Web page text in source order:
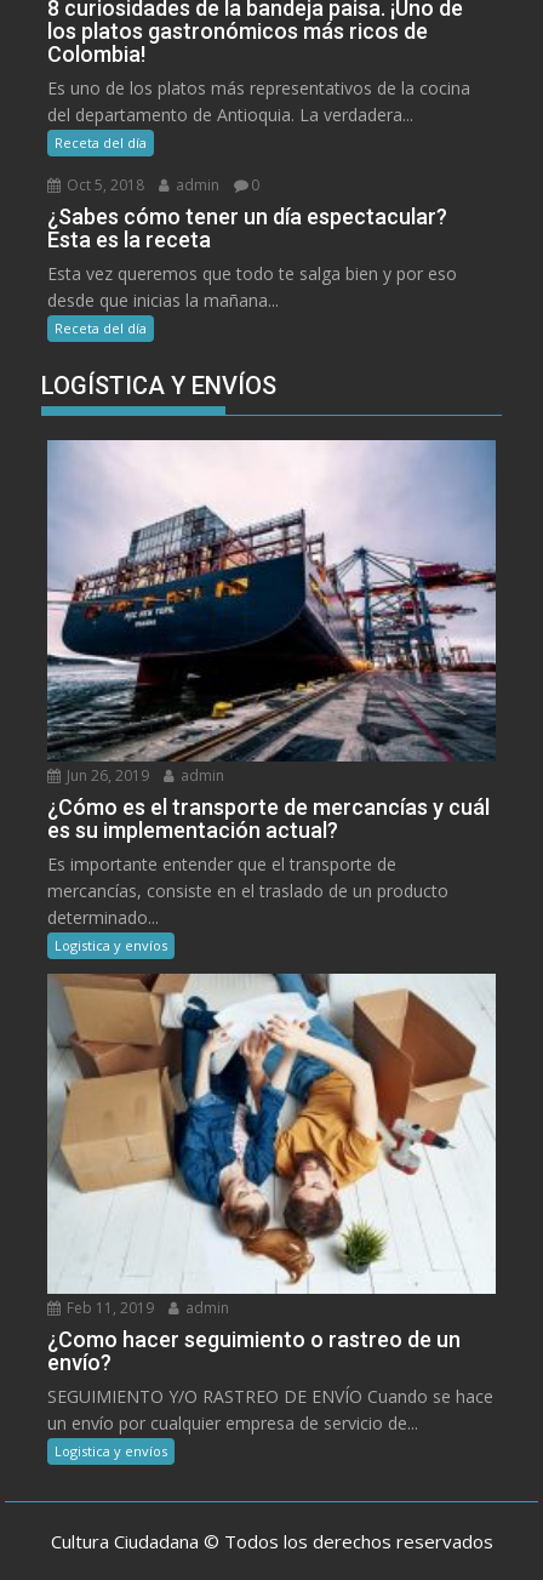
8 curiosidades de la bandeja paisa. ¡Uno de
los platos gastronómicos más ricos de
Colombia!
Es uno de los platos más representativos de la cocina
del departamento de Antioquia. La verdadera...
Receta del día
Oct 5, 2018 admin 0
¿Sabes cómo tener un día espectacular?
Esta es la receta
Esta vez queremos que todo te salga bien y por eso
desde que inicias la mañana...
Receta del día
LOGÍSTICA Y ENVÍOS
Jun 26, 2019 admin
¿Cómo es el transporte de mercancías y cuál
es su implementación actual?
Es importante entender que el transporte de
mercancías, consiste en el traslado de un producto
determinado...
Logistica y envíos
Feb 11, 2019 admin
¿Como hacer seguimiento o rastreo de un
envío?
SEGUIMIENTO Y/O RASTREO DE ENVÍO Cuando se hace
un envío por cualquier empresa de servicio de...
Logistica y envíos
Cultura Ciudadana © Todos los derechos reservados